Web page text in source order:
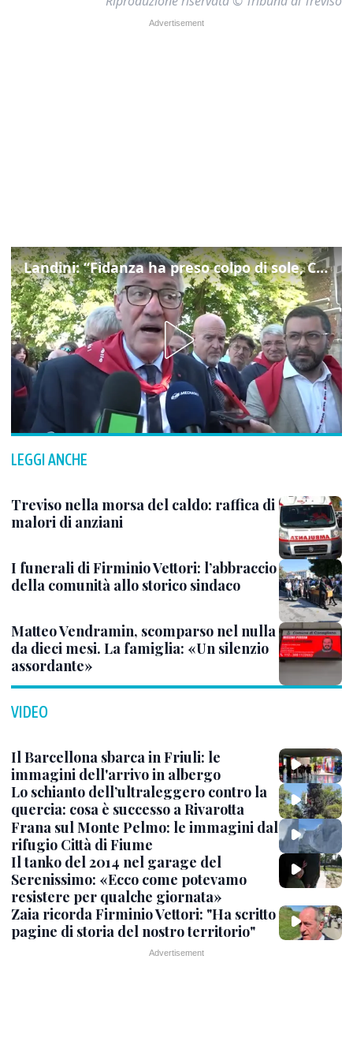
Landini: “Fidanza ha preso colpo di sole, Cgil non si gira mai dall'altra parte”
LEGGI ANCHE
Treviso nella morsa del caldo: raffica di
malori di anziani
I funerali di Firminio Vettori: l’abbraccio
della comunità allo storico sindaco
Matteo Vendramin, scomparso nel nulla
da dieci mesi. La famiglia: «Un silenzio
assordante»
VIDEO
Il Barcellona sbarca in Friuli: le
immagini dell'arrivo in albergo
Lo schianto dell’ultraleggero contro la
quercia: cosa è successo a Rivarotta
Frana sul Monte Pelmo: le immagini dal
rifugio Città di Fiume
Il tanko del 2014 nel garage del
Serenissimo: «Ecco come potevamo
resistere per qualche giornata»
Zaia ricorda Firminio Vettori: "Ha scritto
pagine di storia del nostro territorio"